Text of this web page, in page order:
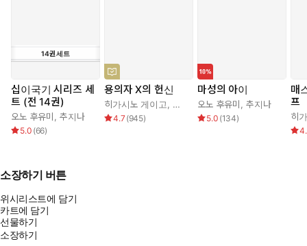
14권세트
십이국기 시리즈 세
트 (전 14권)
오노 후유미 추지나
5.0 (66)
용의자 X의 헌신
히가시노 게이고 양억관
4.7 (945)
마성의 아이
오노 후유미 추지나
5.0 (134)
매
프
히
소장하기 버튼
위시리스트에 담기
카트에 담기
선물하기
소장하기